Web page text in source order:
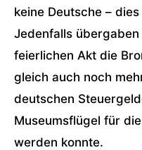
keine Deutsche –
Jedenfalls
feierlichen Akt die
gleich auch noch
deutschen
Museumsflügel für
werden konnte.